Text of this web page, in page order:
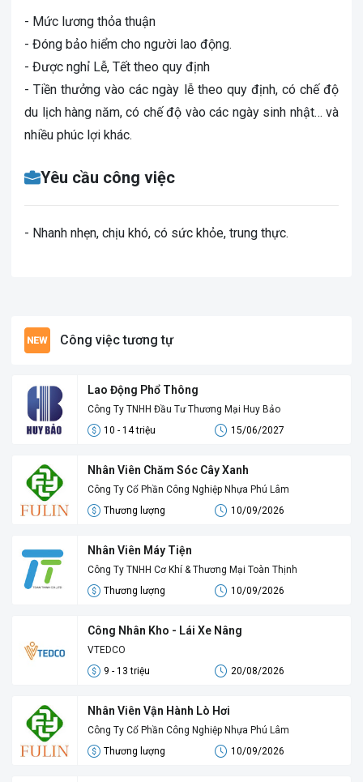
- Mức lương thỏa thuận
- Đóng bảo hiểm cho người lao động.
- Được nghỉ Lễ, Tết theo quy định
- Tiền thưởng vào các ngày lễ theo quy định, có chế độ
du lịch hàng năm, có chế độ vào các ngày sinh nhật… và
nhiều phúc lợi khác.
Yêu cầu công việc
- Nhanh nhẹn, chịu khó, có sức khỏe, trung thực.
Công việc tương tự
Lao Động Phổ Thông
Công Ty TNHH Đầu Tư Thương Mại Huy Bảo
10 - 14 triệu
15/06/2027
Nhân Viên Chăm Sóc Cây Xanh
Công Ty Cổ Phần Công Nghiệp Nhựa Phú Lâm
Thương lượng
10/09/2026
Nhân Viên Máy Tiện
Công Ty TNHH Cơ Khí & Thương Mại Toàn Thịnh
Thương lượng
10/09/2026
Công Nhân Kho - Lái Xe Nâng
VTEDCO
9 - 13 triệu
20/08/2026
Nhân Viên Vận Hành Lò Hơi
Công Ty Cổ Phần Công Nghiệp Nhựa Phú Lâm
Thương lượng
10/09/2026